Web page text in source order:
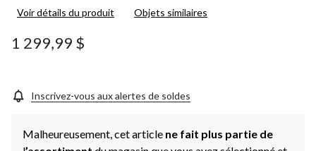
commentaire.
Voir détails du produit Objets similaires
1 299,99 $
Inscrivez-vous aux alertes de soldes
Malheureusement, cet article ne fait plus partie de